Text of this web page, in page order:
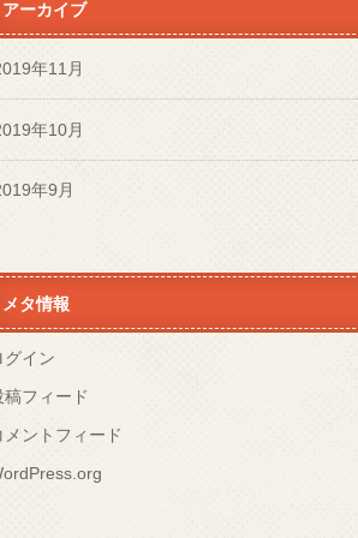
アーカイブ
年11月
年10月
年9月
メタ情報
グイン
稿フィード
メントフィード